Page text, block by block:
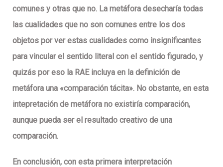
comunes y otras que no. La metáfora desecharía todas
las cualidades que no son comunes entre los dos
objetos por ver estas cualidades como insignificantes
para vincular el sentido literal con el sentido figurado, y
quizás por eso la RAE incluya en la definición de
metáfora una «comparación tácita». No obstante, en esta
intepretación de metáfora no existiría comparación,
aunque pueda ser el resultado creativo de una
comparación.
En conclusión, con esta primera interpretación